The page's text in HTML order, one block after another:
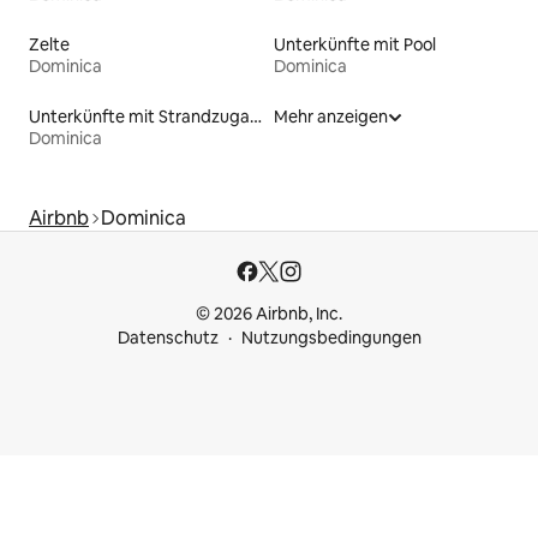
Zelte
Dominica
Unterkünfte mit Pool
Dominica
Unterkünfte mit Strandzugang
Dominica
Mehr anzeigen
Airbnb Dominica
© 2026 Airbnb, Inc.
Datenschutz
Nutzungsbedingungen